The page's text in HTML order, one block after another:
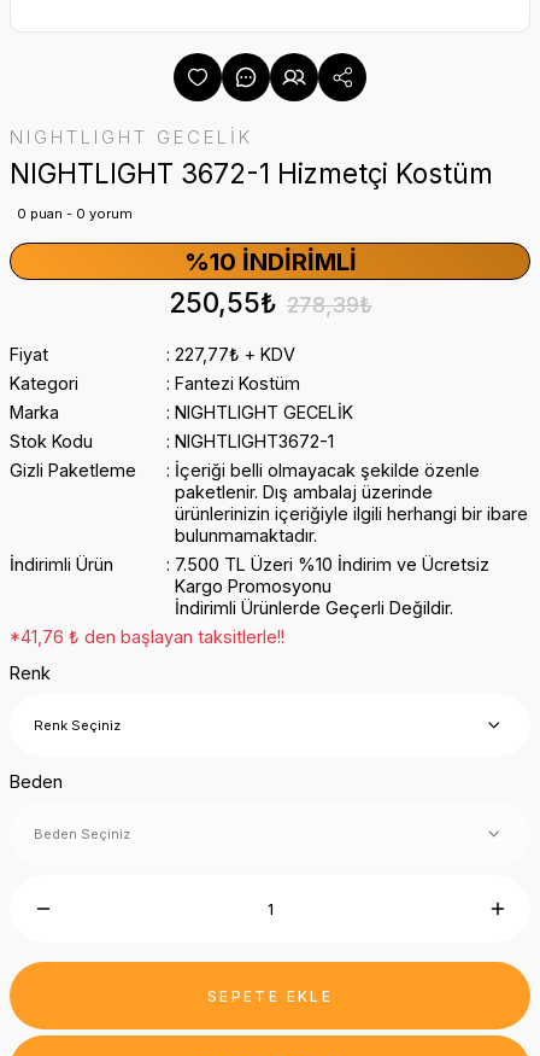
NIGHTLIGHT GECELİK
NIGHTLIGHT 3672-1 Hizmetçi Kostüm
0 puan - 0 yorum
%10 İNDIRIMLI
250,55₺ 278,39₺
Fiyat
227,77₺ + KDV
Kategori
Fantezi Kostüm
Marka
NIGHTLIGHT GECELİK
Stok Kodu
NIGHTLIGHT3672-1
Gizli Paketleme
İçeriği belli olmayacak şekilde özenle
paketlenir. Dış ambalaj üzerinde
ürünlerinizin içeriğiyle ilgili herhangi bir ibare
bulunmamaktadır.
İndirimli Ürün
7.500 TL Üzeri %10 İndirim ve Ücretsiz
Kargo Promosyonu
İndirimli Ürünlerde Geçerli Değildir.
*41,76 ₺ den başlayan taksitlerle!!
Renk
Beden
SEPETE EKLE